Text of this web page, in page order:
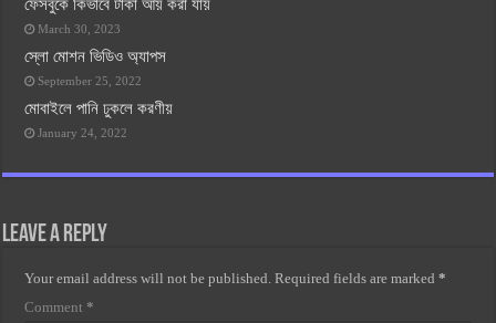
ফেসবুকে কিভাবে টাকা আয় করা যায়
March 30, 2023
স্লো মোশন ভিডিও অ্যাপস
September 25, 2022
মোবাইলে পানি ঢুকলে করণীয়
January 24, 2022
Leave a Reply
Your email address will not be published. Required fields are marked*
Comment *